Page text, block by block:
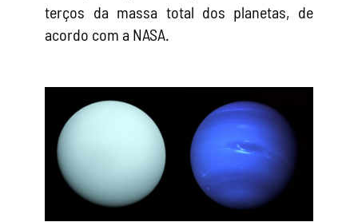
terços da massa total dos planetas, de
acordo com a NASA.